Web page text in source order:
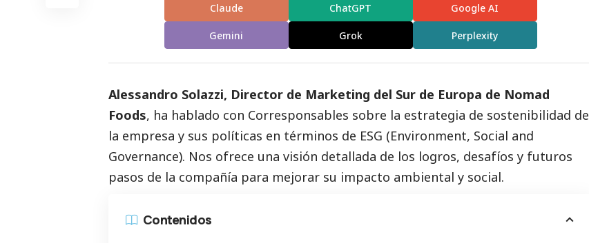
Claude ChatGPT Google AI
Gemini Grok Perplexity
Alessandro Solazzi, Director de Marketing del Sur de Europa de Nomad
Foods, ha hablado con Corresponsables sobre la estrategia de sostenibilidad de
la empresa y sus políticas en términos de ESG (Environment, Social and
Governance). Nos ofrece una visión detallada de los logros, desafíos y futuros
pasos de la compañía para mejorar su impacto ambiental y social.
Contenidos